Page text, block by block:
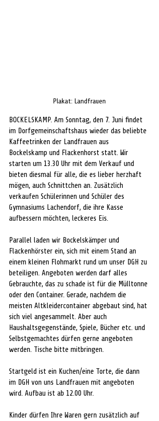
Plakat: Landfrauen
BOCKELSKAMP. Am Sonntag, den 7. Juni findet
im Dorfgemeinschaftshaus wieder das beliebte
Kaffeetrinken der Landfrauen aus
Bockelskamp und Flackenhorst statt. Wir
starten um 13.30 Uhr mit dem Verkauf und
bieten diesmal für alle, die es lieber herzhaft
mögen, auch Schnittchen an. Zusätzlich
verkaufen Schülerinnen und Schüler des
Gymnasiums Lachendorf, die ihre Kasse
aufbessern möchten, leckeres Eis.
Parallel laden wir Bockelskämper und
Flackenhörster ein, sich mit einem Stand an
einem kleinen Flohmarkt rund um unser DGH zu
beteiligen. Angeboten werden darf alles
Gebrauchte, das zu schade ist für die Mülltonne
oder den Container. Gerade, nachdem die
meisten Altkleidercontainer abgebaut sind, hat
sich viel angesammelt. Aber auch
Haushaltsgegenstände, Spiele, Bücher etc. und
Selbstgemachtes dürfen gerne angeboten
werden. Tische bitte mitbringen.
Startgeld ist ein Kuchen/eine Torte, die dann
im DGH von uns Landfrauen mit angeboten
wird. Aufbau ist ab 12.00 Uhr.
Kinder dürfen Ihre Waren gern zusätzlich auf